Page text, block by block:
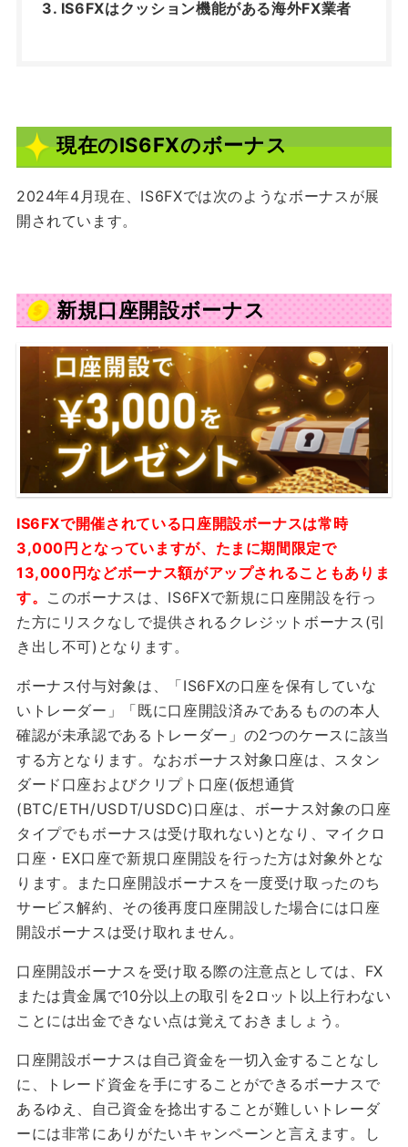
IS6FXはクッション機能がある海外FX業者
現在のIS6FXのボーナス
2024年4月現在、IS6FXでは次のようなボーナスが展
開されています。
新規口座開設ボーナス
IS6FXで開催されている口座開設ボーナスは常時
3,000円となっていますが、たまに期間限定で
13,000円などボーナス額がアップされることもありま
す。 このボーナスは、IS6FXで新規に口座開設を行っ
た方にリスクなしで提供されるクレジットボーナス(引
き出し不可)となります。
ボーナス付与対象は、「IS6FXの口座を保有していな
いトレーダー」「既に口座開設済みであるものの本人
確認が未承認であるトレーダー」の2つのケースに該当
する方となります。なおボーナス対象口座は、スタン
ダード口座およびクリプト口座(仮想通貨
(BTC/ETH/USDT/USDC)口座は、ボーナス対象の口座
タイプでもボーナスは受け取れない)となり、マイクロ
口座・EX口座で新規口座開設を行った方は対象外とな
ります。また口座開設ボーナスを一度受け取ったのち
サービス解約、その後再度口座開設した場合には口座
開設ボーナスは受け取れません。
口座開設ボーナスを受け取る際の注意点としては、FX
または貴金属で10分以上の取引を2ロット以上行わない
ことには出金できない点は覚えておきましょう。
口座開設ボーナスは自己資金を一切入金することなし
に、トレード資金を手にすることができるボーナスで
あるゆえ、自己資金を捻出することが難しいトレーダ
ーには非常にありがたいキャンペーンと言えます。し